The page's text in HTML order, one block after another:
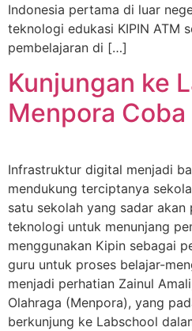
Indonesia pertama di luar
teknologi edukasi KIPIN ATM
pembelajaran di […]
Kunjungan ke
Menpora
Infrastruktur digital menjadi
mendukung terciptanya
satu sekolah yang sadar akan
teknologi untuk menunjang
menggunakan Kipin sebagai
guru untuk proses belajar-
menjadi perhatian Zainul
Olahraga (Menpora), yang
berkunjung ke Labschool